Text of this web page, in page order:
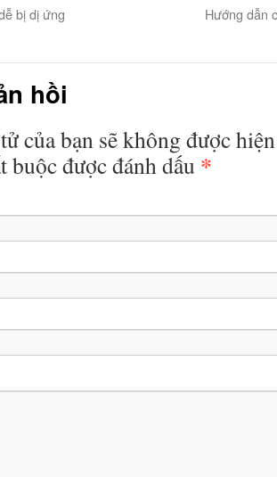
bị dị ứng Hướng dẫn
hồi
của bạn sẽ không được
buộc được đánh dấu *